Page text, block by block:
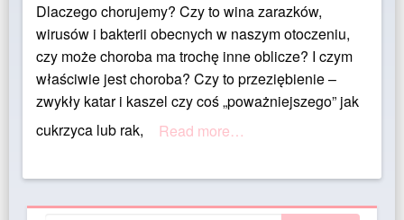
Dlaczego chorujemy? Czy to wina zarazków,
wirusów i bakterii obecnych w naszym otoczeniu,
czy może choroba ma trochę inne oblicze? I czym
właściwie jest choroba? Czy to przeziębienie –
zwykły katar i kaszel czy coś „poważniejszego” jak
cukrzyca lub rak,
Read more…